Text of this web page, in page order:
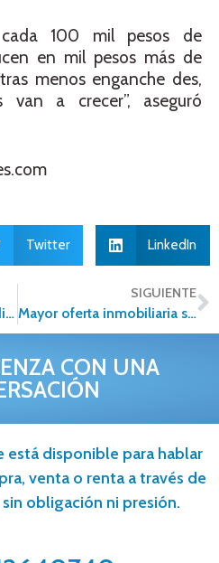
100 mil pesos de
en mil pesos más de
menos enganche des,
van a crecer”, aseguró
Twitter LinkedIn
Descartan impacto a Créditos Hipotecarios
SIGUIENTE
Mayor oferta inmobiliaria se concentró en 5 entidades.
CON UNA
está disponible para hablar
venta o renta a través de
obligación ni presión.